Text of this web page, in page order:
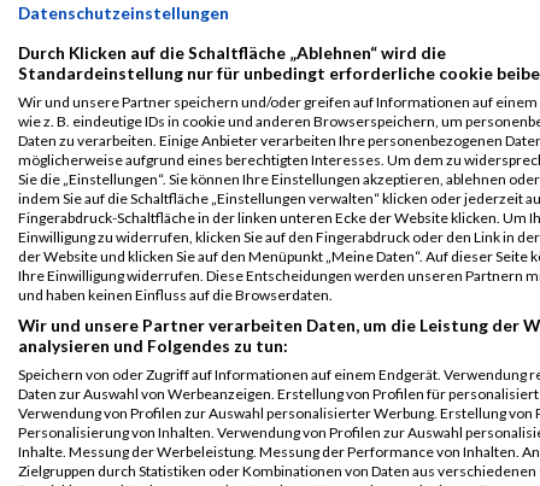
Einzelwertung
B2Run
Nürnberg
Teamwertung
mixed
385 Helene Wedel 0000 GER
adidas
AG
B2Run
Nürnberg
Teamwertung
weiblich
385 Helene Wedel 0000 GER
adidas
AG
Legende:
GPos = Geschlechter Position, KPos = Kategorie Position, TPos =
Team Position, DNS = Did not start, DNF = Did not finish, DQ =
Disqualifiziert
Datenschutzeinstellungen
Durch Klicken auf die Schaltfläche „Ablehnen“ wird die
Standardeinstellung nur für unbedingt erforderliche cookie
Wir und unsere Partner speichern und/oder greifen auf Informationen auf einem
wie z. B. eindeutige IDs in cookie und anderen Browserspeichern, um
Daten zu verarbeiten. Einige Anbieter verarbeiten Ihre personenbezogenen
möglicherweise aufgrund eines berechtigten Interesses. Um dem zu
Sie die „Einstellungen“. Sie können Ihre Einstellungen akzeptieren, ablehnen
indem Sie auf die Schaltfläche „Einstellungen verwalten“ klicken oder jederzeit
Fingerabdruck-Schaltfläche in der linken unteren Ecke der Website klicken. Um
Einwilligung zu widerrufen, klicken Sie auf den Fingerabdruck oder den Link in
der Website und klicken Sie auf den Menüpunkt „Meine Daten“. Auf dieser Seite
Ihre Einwilligung widerrufen. Diese Entscheidungen werden unseren Partnern
und haben keinen Einfluss auf die Browserdaten.
Wir und unsere Partner verarbeiten Daten, um die Leistung der
analysieren und Folgendes zu tun:
Speichern von oder Zugriff auf Informationen auf einem Endgerät. Verwendung
Daten zur Auswahl von Werbeanzeigen. Erstellung von Profilen für
Verwendung von Profilen zur Auswahl personalisierter Werbung. Erstellung von
Personalisierung von Inhalten. Verwendung von Profilen zur Auswahl
Inhalte. Messung der Werbeleistung. Messung der Performance von Inhalten.
Zielgruppen durch Statistiken oder Kombinationen von Daten aus